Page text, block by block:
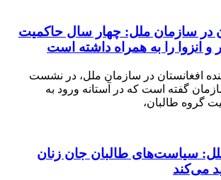
سازمان ملل: چهار سال حاکمیت
را به همراه داشته است
در سازمان ملل، در نشست
است که در آستانه ورود به
طالبان،
طالبان جان زنان